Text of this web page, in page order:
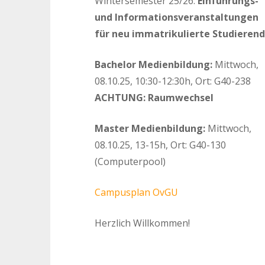
und Informationsveranstaltungen
für neu immatrikulierte
Bachelor Medienbildung: Mittwoch,
08.10.25, 10:30-12:30h, Ort: G40-238
ACHTUNG: Raumwechsel
Master Medienbildung: Mittwoch,
08.10.25, 13-15h, Ort: G40-130
(Computerpool)
Campusplan OvGU
Herzlich Willkommen!